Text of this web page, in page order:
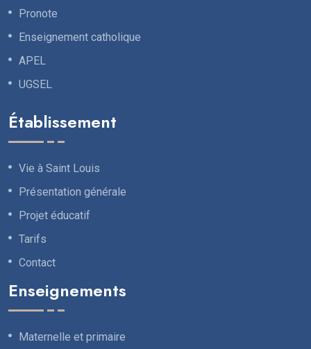
Pronote
Enseignement catholique
APEL
UGSEL
Établissement
Vie à Saint Louis
Présentation générale
Projet éducatif
Tarifs
Contact
Enseignements
Maternelle et primaire